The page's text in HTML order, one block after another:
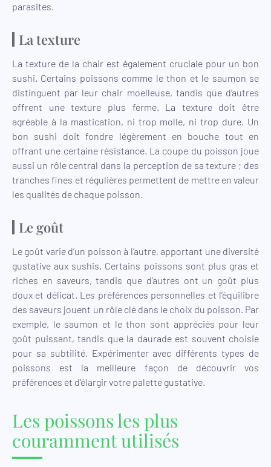
parasites.
La texture
La texture de la chair est également cruciale pour un bon
sushi. Certains poissons comme le thon et le saumon se
distinguent par leur chair moelleuse, tandis que d’autres
offrent une texture plus ferme. La texture doit être
agréable à la mastication, ni trop molle, ni trop dure. Un
bon sushi doit fondre légèrement en bouche tout en
offrant une certaine résistance. La coupe du poisson joue
aussi un rôle central dans la perception de sa texture ; des
tranches fines et régulières permettent de mettre en valeur
les qualités de chaque poisson.
Le goût
Le goût varie d’un poisson à l’autre, apportant une diversité
gustative aux sushis. Certains poissons sont plus gras et
riches en saveurs, tandis que d’autres ont un goût plus
doux et délicat. Les préférences personnelles et l’équilibre
des saveurs jouent un rôle clé dans le choix du poisson. Par
exemple, le saumon et le thon sont appréciés pour leur
goût puissant, tandis que la daurade est souvent choisie
pour sa subtilité. Expérimenter avec différents types de
poissons est la meilleure façon de découvrir vos
préférences et d’élargir votre palette gustative.
Les poissons les plus
couramment utilisés